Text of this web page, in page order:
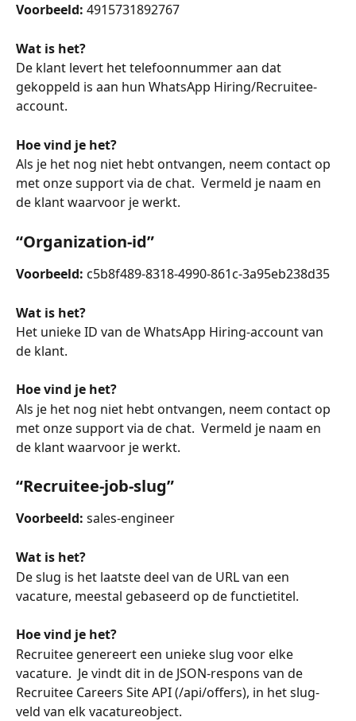
Voorbeeld: 4915731892767
Wat is het?
De klant levert het telefoonnummer aan dat
gekoppeld is aan hun WhatsApp Hiring/Recruitee-
account.
Hoe vind je het?
Als je het nog niet hebt ontvangen, neem contact op
met onze support via de chat.  Vermeld je naam en
de klant waarvoor je werkt.
“Organization-id”
Voorbeeld: c5b8f489-8318-4990-861c-3a95eb238d35
Wat is het?
Het unieke ID van de WhatsApp Hiring-account van
de klant.
Hoe vind je het?
Als je het nog niet hebt ontvangen, neem contact op
met onze support via de chat.  Vermeld je naam en
de klant waarvoor je werkt.
“Recruitee-job-slug”
Voorbeeld: sales-engineer
Wat is het?
De slug is het laatste deel van de URL van een
vacature, meestal gebaseerd op de functietitel.
Hoe vind je het?
Recruitee genereert een unieke slug voor elke
vacature.  Je vindt dit in de JSON-respons van de
Recruitee Careers Site API (/api/offers), in het slug-
veld van elk vacatureobject.